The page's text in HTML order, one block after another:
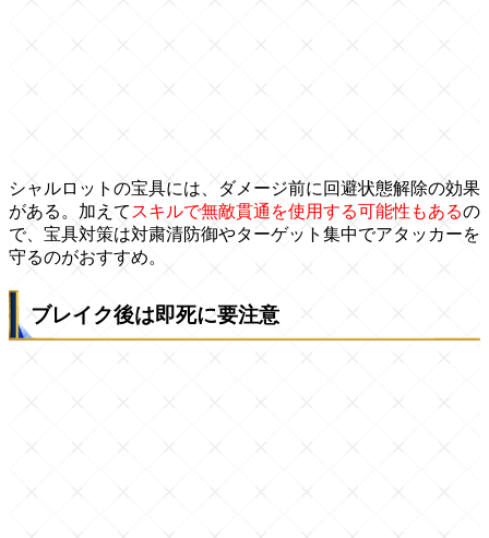
シャルロットの宝具には、ダメージ前に回避状態解除の効果
がある。加えて スキルで無敵貫通を使用する可能性もあるの
で、宝具対策は対粛清防御やターゲット集中でアタッカーを
守るのがおすすめ。
ブレイク後は即死に要注意